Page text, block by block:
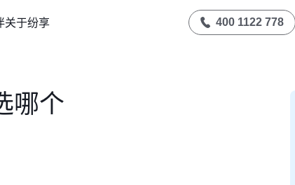
关于纷享 400 1122 778
哪个